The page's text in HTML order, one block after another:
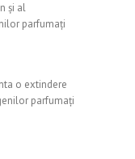
și al
parfumați
o extindere
parfumați